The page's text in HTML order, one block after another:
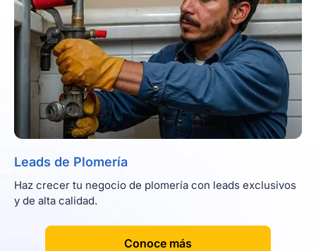
Leads de Plomería
Haz crecer tu negocio de plomería con leads exclusivos
y de alta calidad.
[
Conoce más]